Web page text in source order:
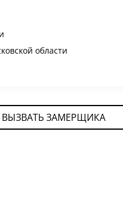
области
ВЫЗВАТЬ ЗАМЕРЩИКА